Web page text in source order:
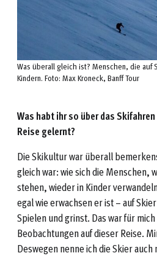
Was überall gleich ist? Menschen, die auf
Kindern. Foto: Max Kroneck, Banff Tour
Was habt ihr so über das
Reise gelernt?
Die Skikultur war überall
gleich war: wie sich die Menschen,
stehen, wieder in Kinder
egal wie erwachsen er ist – auf
Spielen und grinst. Das war für
Beobachtungen auf dieser Reise.
Deswegen nenne ich die Skier auch